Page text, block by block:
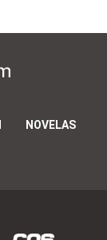
NOVELAS